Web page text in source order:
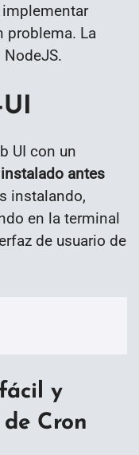
problema. La
UI con un
antes
instalando,
en la terminal
de usuario de
y
Cron